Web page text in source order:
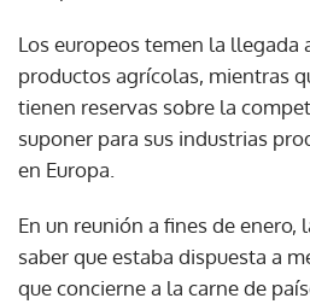
Los europeos temen la llegada
productos agrícolas, mientras
tienen reservas sobre la
suponer para sus industrias
en Europa.
En un reunión a fines de enero,
saber que estaba dispuesta a
que concierne a la carne de